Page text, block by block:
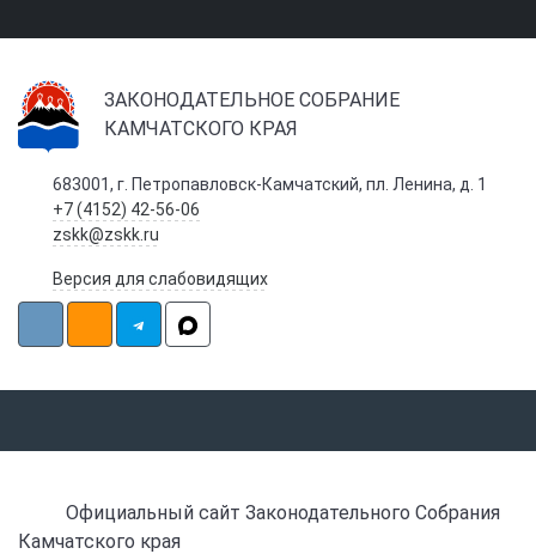
ЗАКОНОДАТЕЛЬНОЕ СОБРАНИЕ
КАМЧАТСКОГО КРАЯ
683001, г. Петропавловск-Камчатский, пл. Ленина, д. 1
+7 (4152) 42-56-06
zskk@zskk.ru
Версия для слабовидящих
Официальный сайт Законодательного Собрания
Камчатского края